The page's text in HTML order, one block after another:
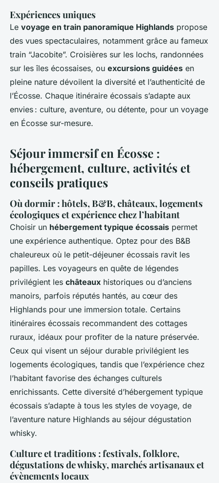
Expériences uniques
Le voyage en train panoramique Highlands propose
des vues spectaculaires, notamment grâce au fameux
train “Jacobite”. Croisières sur les lochs, randonnées
sur les îles écossaises, ou excursions guidées en
pleine nature dévoilent la diversité et l’authenticité de
l’Écosse. Chaque itinéraire écossais s’adapte aux
envies : culture, aventure, ou détente, pour un voyage
en Écosse sur-mesure.
Séjour immersif en Écosse :
hébergement, culture, activités et
conseils pratiques
Où dormir : hôtels, B&B, châteaux, logements
écologiques et expérience chez l’habitant
Choisir un hébergement typique écossais permet
une expérience authentique. Optez pour des B&B
chaleureux où le petit-déjeuner écossais ravit les
papilles. Les voyageurs en quête de légendes
privilégient les châteaux historiques ou d’anciens
manoirs, parfois réputés hantés, au cœur des
Highlands pour une immersion totale. Certains
itinéraires écossais recommandent des cottages
ruraux, idéaux pour profiter de la nature préservée.
Ceux qui visent un séjour durable privilégient les
logements écologiques, tandis que l’expérience chez
l’habitant favorise des échanges culturels
enrichissants. Cette diversité d’hébergement typique
écossais s’adapte à tous les styles de voyage, de
l’aventure nature Highlands au séjour dégustation
whisky.
Culture et traditions : festivals, folklore,
dégustations de whisky, marchés artisanaux et
évènements locaux